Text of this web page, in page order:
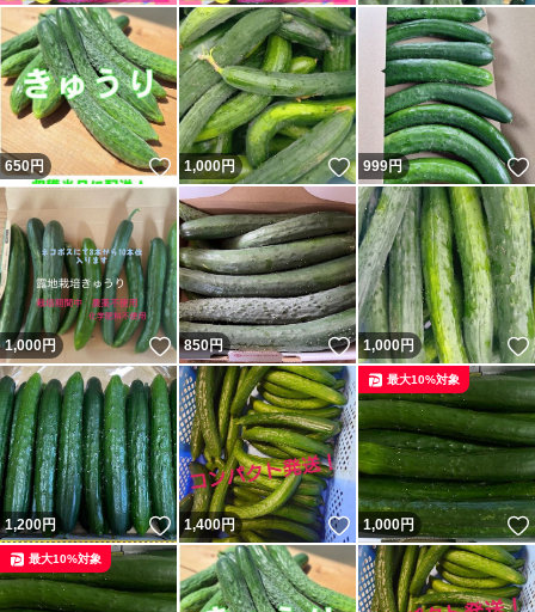
650円 いいね！
1,000円 いいね！
999円
1,000円 いいね！
850円 いいね！
1,000円
1,200円 いいね！
1,400円 いいね！
1,000円
最大10%対象
最大10%対象